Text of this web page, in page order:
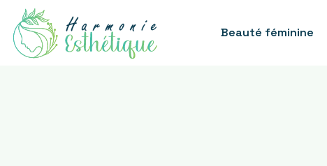
Beauté féminine